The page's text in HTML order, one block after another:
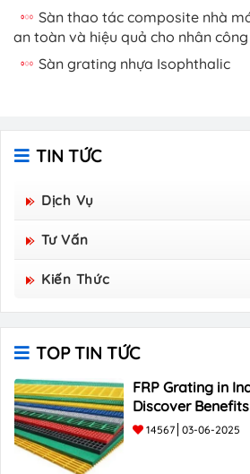
Sàn thao tác composite nhà
an toàn và hiệu quả cho nhân công
Sàn grating nhựa Isophthalic
TIN TỨC
Dịch Vụ
Tư Vấn
Tấm Sàn Grating Composite
Group Sản Xuất
Kiến Thức
TOP TIN TỨC
FRP Grating in
Discover Benefits
14567 03-06-2025